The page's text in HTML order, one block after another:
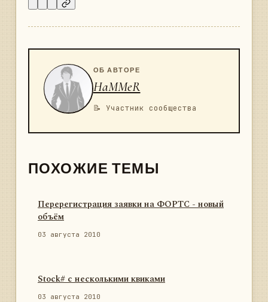
ОБ АВТОРЕ
HaMMeR
📝 Участник сообщества
ПОХОЖИЕ ТЕМЫ
Перерегистрация заявки на ФОРТС - новый
объём
03 августа 2010
Stock# с несколькими квиками
03 августа 2010